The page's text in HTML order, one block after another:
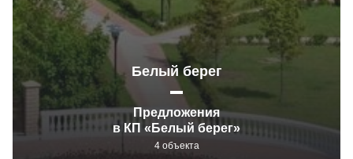
Белый берег
Предложения
в КП «Белый берег»
4 объекта